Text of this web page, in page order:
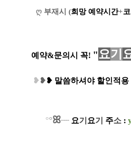
ღ 부재시 (희망 예약시간+
예약&문의시 꼭! "요기
❥❥❥ 말씀하셔야 할인적
°°ꕤ┈ 요기 요기 주소 :